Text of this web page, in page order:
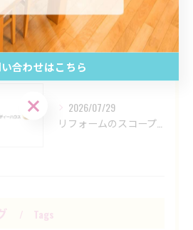
2026/07/30
2026/07/29
Tags
い合わせはこちら
合わせはこちら